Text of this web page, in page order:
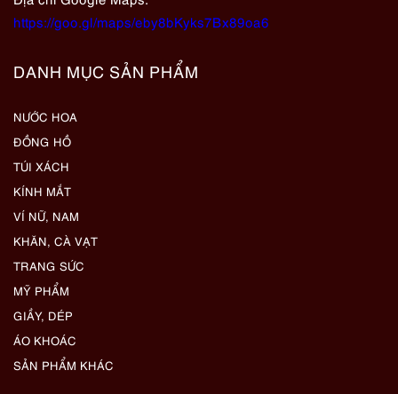
https://goo.gl/maps/eby8bKyks7Bx89oa6
DANH MỤC SẢN PHẨM
NƯỚC HOA
ĐỒNG HỒ
TÚI XÁCH
KÍNH MẮT
VÍ NỮ, NAM
KHĂN, CÀ VẠT
TRANG SỨC
MỸ PHẨM
GIẦY, DÉP
ÁO KHOÁC
SẢN PHẨM KHÁC